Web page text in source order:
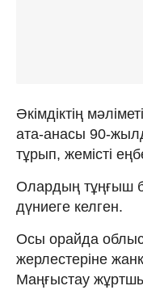
Әкімдіктің
ата-анасы 90-
тұрып, жемісті
Олардың тұңғыш
дүниеге келген.
Осы орайда облыс
жерлестеріне
Маңғыстау